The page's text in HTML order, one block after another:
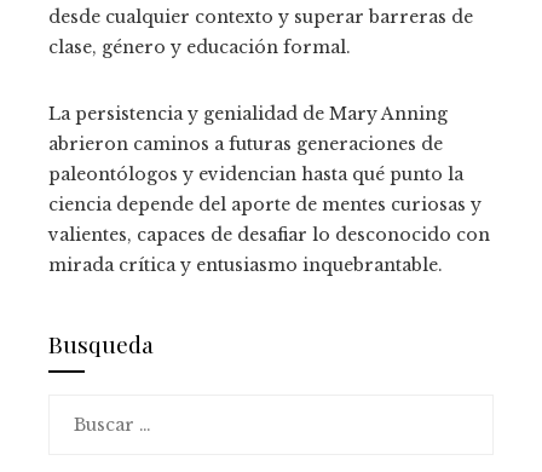
desde cualquier contexto y superar barreras de
clase, género y educación formal.
La persistencia y genialidad de Mary Anning
abrieron caminos a futuras generaciones de
paleontólogos y evidencian hasta qué punto la
ciencia depende del aporte de mentes curiosas y
valientes, capaces de desafiar lo desconocido con
mirada crítica y entusiasmo inquebrantable.
Busqueda